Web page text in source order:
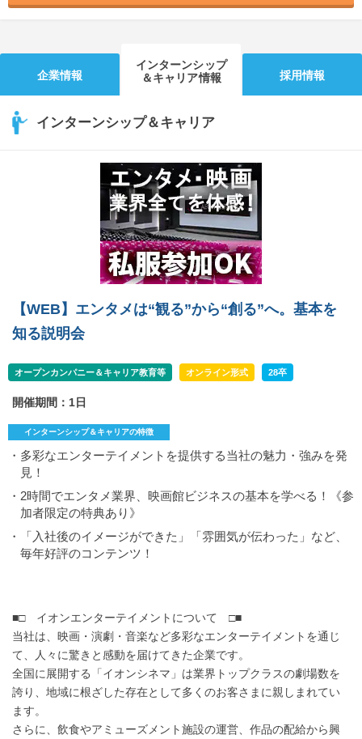
企業情報
インターンシップ
＆キャリア情報
採用情報
インターンシップ＆キャリア
【WEB】エンタメは“観る”から“創る”へ。基本を
知る説明会
オープンカンパニー＆キャリア教育等 オンライン形式 28卒
開催期間：1日
インターンシップ＆キャリアの特徴
・多彩なエンターテイメントを提供する当社の魅力・強みを発
見！
・2時間でエンタメ業界、映画館ビジネスの基本を学べる！《参
加者限定の特典あり》
・「入社後のイメージができた」「雰囲気が伝わった」など、
毎年好評のコンテンツ！
■□ イオンエンターテイメントについて □■
当社は、映画・演劇・音楽など多彩なエンターテイメントを通じ
て、人々に驚きと感動を届けてきた企業です。
全国に展開する「イオンシネマ」は業界トップクラスの劇場数を
誇り、地域に根ざした存在として多くのお客さまに親しまれてい
ます。
さらに、飲食やアミューズメント施設の運営、作品の配給から興